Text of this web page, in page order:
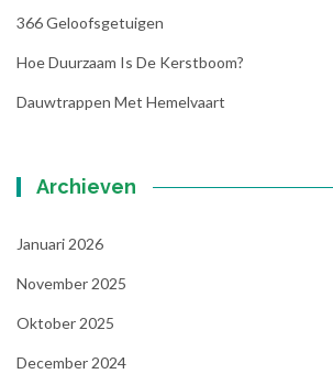
366 Geloofsgetuigen
Hoe Duurzaam Is De Kerstboom?
Dauwtrappen Met Hemelvaart
Archieven
Januari 2026
November 2025
Oktober 2025
December 2024